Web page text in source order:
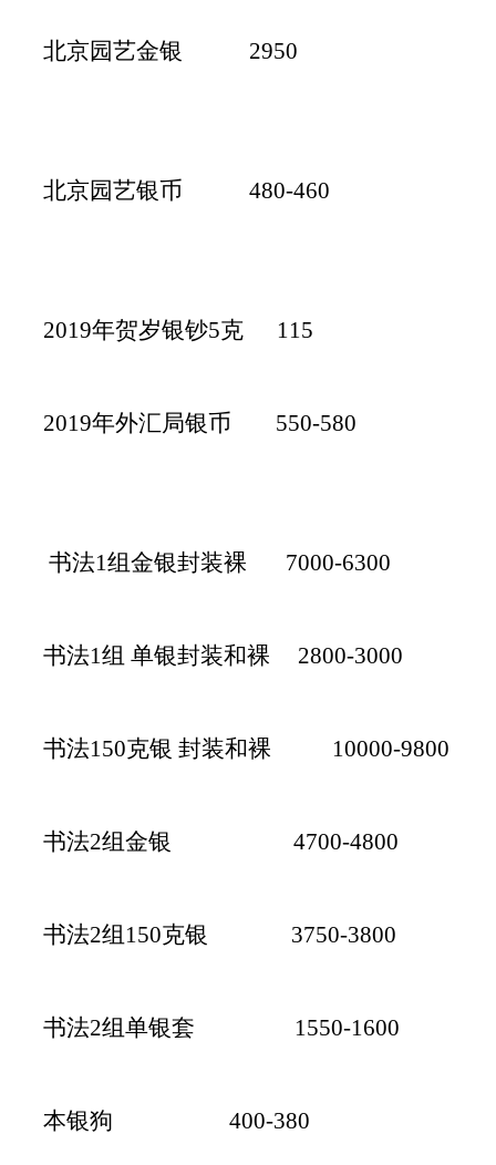
北京园艺金银 2950
北京园艺银币 480-460
2019年贺岁银钞5克 115
2019年外汇局银币 550-580
书法1组金银封装裸 7000-6300
书法1组 单银封装和裸 2800-3000
书法150克银 封装和裸 10000-9800
书法2组金银 4700-4800
书法2组150克银 3750-3800
书法2组单银套 1550-1600
本银狗 400-380